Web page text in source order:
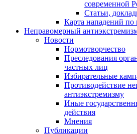
современной
Статьи,
Карта нападений по
Неправомерный
Новости
Нормотворчество
Преследования
частных лиц
Избирательные
Противодействие
антиэкстремизму
Иные
действия
Мнения
Публикации